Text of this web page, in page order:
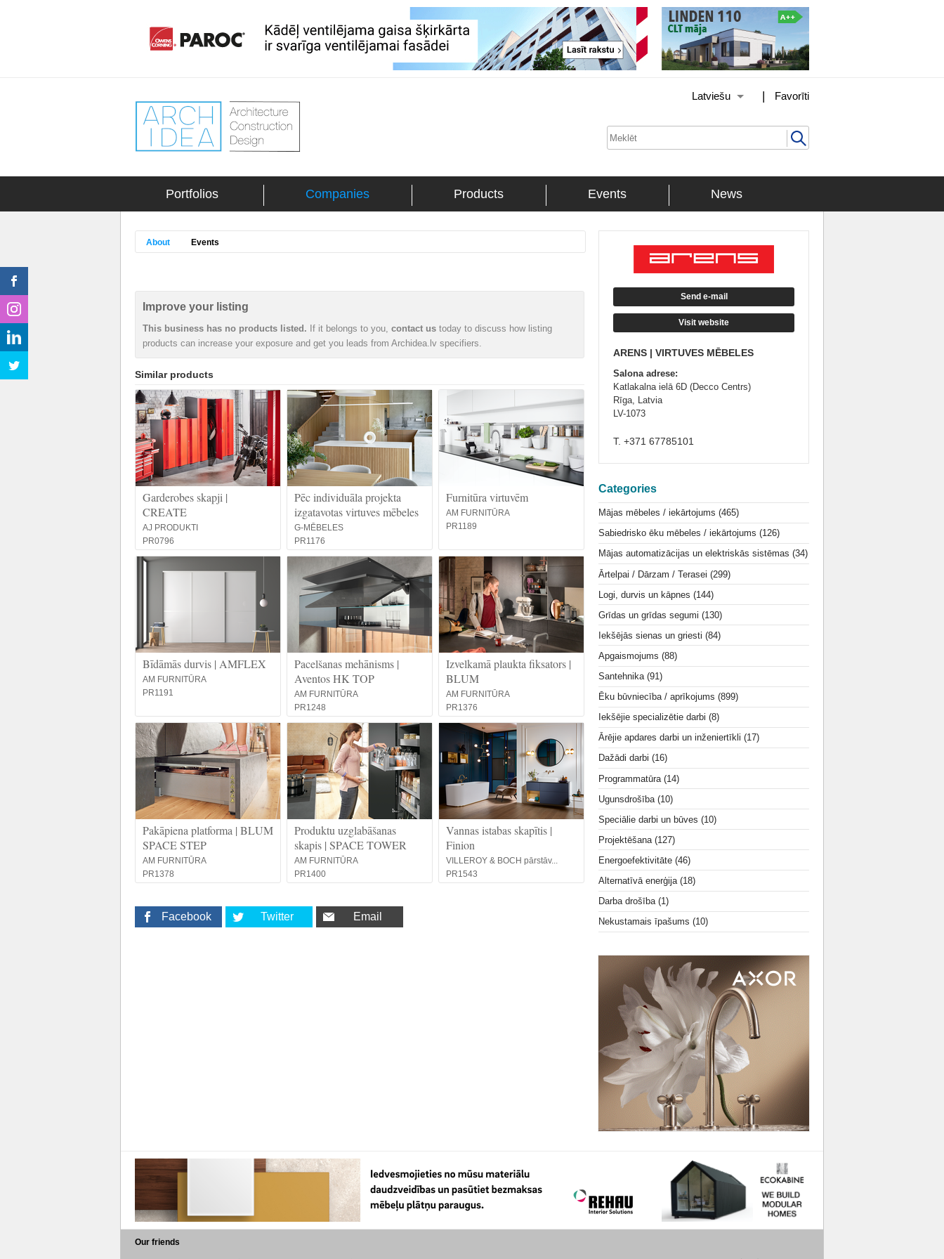
Favorīti
|
Latviešu
Portfolios Companies Products Events News
About Events
Improve your listing
This business has no products listed. If it belongs to you, contact us today to discuss how listing
products can increase your exposure and get you leads from Archidea.lv specifiers.
Similar products
Garderobes skapji |
CREATE
AJ PRODUKTI
PR0796
Pēc individuāla projekta
izgatavotas virtuves mēbeles
G-MĒBELES
PR1176
Furnitūra virtuvēm
AM FURNITŪRA
PR1189
Bīdāmās durvis | AMFLEX
AM FURNITŪRA
PR1191
Pacelšanas mehānisms |
Aventos HK TOP
AM FURNITŪRA
PR1248
Izvelkamā plaukta fiksators |
BLUM
AM FURNITŪRA
PR1376
Pakāpiena platforma | BLUM
SPACE STEP
AM FURNITŪRA
PR1378
Produktu uzglabāšanas
skapis | SPACE TOWER
AM FURNITŪRA
PR1400
Vannas istabas skapītis |
Finion
VILLEROY & BOCH pārstāv...
PR1543
Facebook Twitter Email
Send e-mail
Visit website
ARENS | VIRTUVES MĒBELES
Salona adrese:
Katlakalna ielā 6D (Decco Centrs)
Rīga, Latvia
LV-1073
T. +371 67785101
Categories
Mājas mēbeles / iekārtojums (465)
Sabiedrisko ēku mēbeles / iekārtojums (126)
Mājas automatizācijas un elektriskās sistēmas (34)
Ārtelpai / Dārzam / Terasei (299)
Logi, durvis un kāpnes (144)
Grīdas un grīdas segumi (130)
Iekšējās sienas un griesti (84)
Apgaismojums (88)
Santehnika (91)
Ēku būvniecība / aprīkojums (899)
Iekšējie specializētie darbi (8)
Ārējie apdares darbi un inženiertīkli (17)
Dažādi darbi (16)
Programmatūra (14)
Ugunsdrošība (10)
Speciālie darbi un būves (10)
Projektēšana (127)
Energoefektivitāte (46)
Alternatīvā enerģija (18)
Darba drošība (1)
Nekustamais īpašums (10)
Our friends